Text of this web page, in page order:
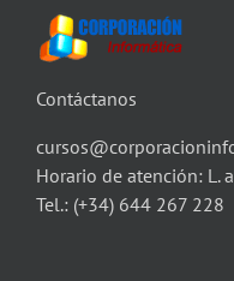
Contáctanos
Horario de atención: L.
Tel.: (+34) 644 267 228